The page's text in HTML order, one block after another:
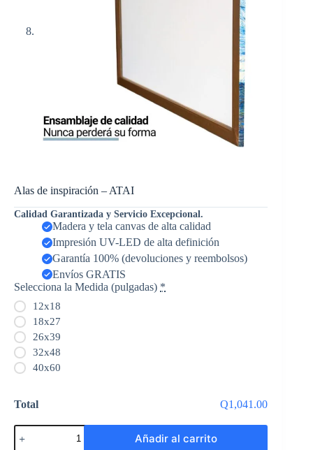
Alas de inspiración – ATAI
Calidad Garantizada y Servicio Excepcional.
Madera y tela canvas de alta calidad
Impresión UV-LED de alta definición
Garantía 100% (devoluciones y reembolsos)
Envíos GRATIS
Selecciona la Medida (pulgadas) *
12x18
18x27
26x39
32x48
40x60
Total Q1,041.00
Añadir al carrito